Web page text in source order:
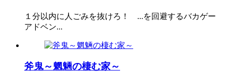
１分以内に人ごみを抜けろ！ ...を回避するバカゲー
アドベン...
斧鬼～魍魎の棲む家～